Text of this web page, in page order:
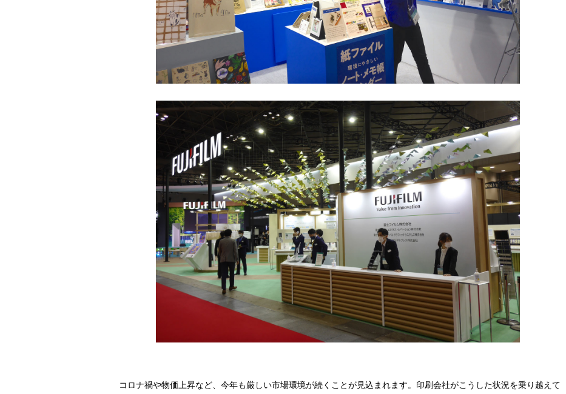
コロナ禍や物価上昇など、今年も厳しい市場環境が続くことが見込まれます。印刷会社がこうした状況を乗り越えて